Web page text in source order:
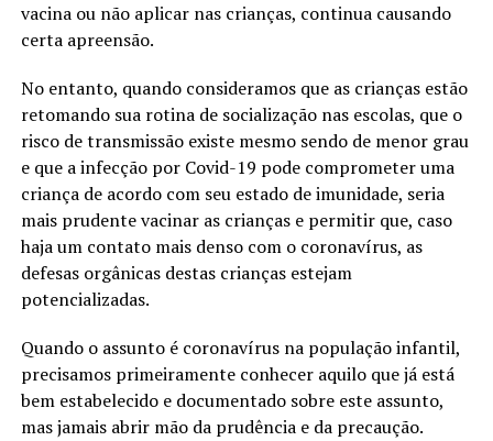
vacina ou não aplicar nas crianças, continua causando
certa apreensão.
No entanto, quando consideramos que as crianças estão
retomando sua rotina de socialização nas escolas, que o
risco de transmissão existe mesmo sendo de menor grau
e que a infecção por Covid-19 pode comprometer uma
criança de acordo com seu estado de imunidade, seria
mais prudente vacinar as crianças e permitir que, caso
haja um contato mais denso com o coronavírus, as
defesas orgânicas destas crianças estejam
potencializadas.
Quando o assunto é coronavírus na população infantil,
precisamos primeiramente conhecer aquilo que já está
bem estabelecido e documentado sobre este assunto,
mas jamais abrir mão da prudência e da precaução.